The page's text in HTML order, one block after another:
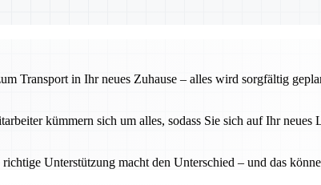
Transport in Ihr neues Zuhause – alles wird sorgfältig
kümmern sich um alles, sodass Sie sich auf Ihr neues
Unterstützung macht den Unterschied – und das